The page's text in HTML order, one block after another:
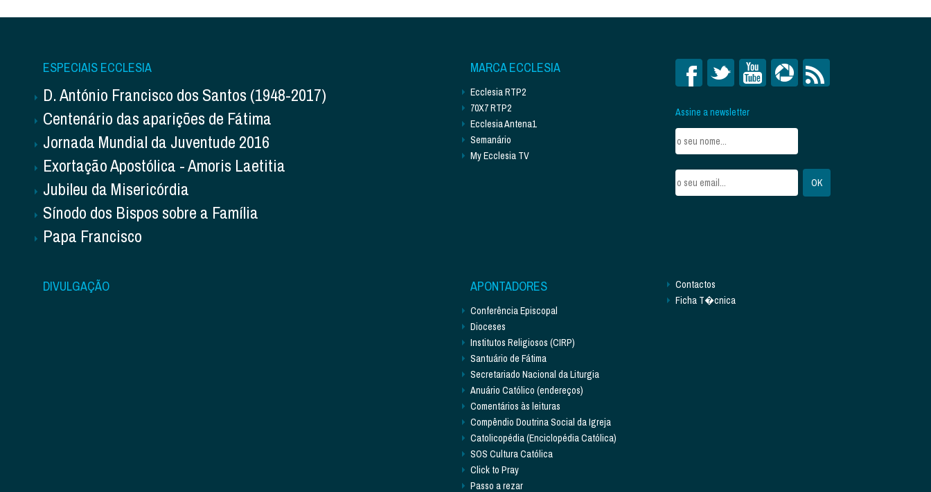
ESPECIAIS ECCLESIA
D. António Francisco dos Santos (1948-2017)
Centenário das aparições de Fátima
Jornada Mundial da Juventude 2016
Exortação Apostólica - Amoris Laetitia
Jubileu da Misericórdia
Sínodo dos Bispos sobre a Família
Papa Francisco
MARCA ECCLESIA
Ecclesia RTP2
70X7 RTP2
Ecclesia Antena1
Semanário
My Ecclesia TV
Assine a newsletter
DIVULGAÇÃO APONTADORES
Conferência Episcopal
Dioceses
Institutos Religiosos (CIRP)
Santuário de Fátima
Secretariado Nacional da Liturgia
Anuário Católico (endereços)
Comentários às leituras
Compêndio Doutrina Social da Igreja
Catolicopédia (Enciclopédia Católica)
SOS Cultura Católica
Click to Pray
Passo a rezar
Contactos
Ficha T�cnica